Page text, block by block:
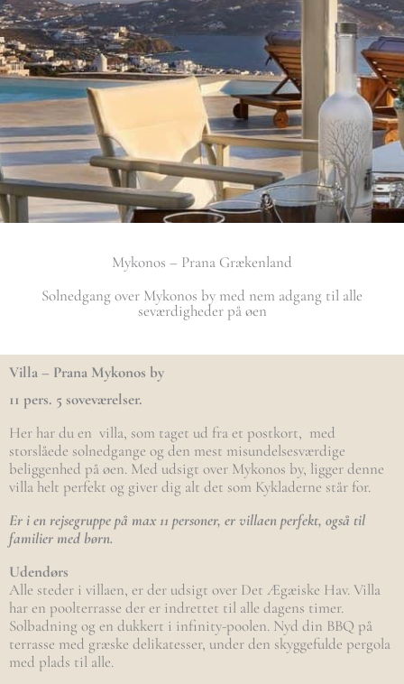
Mykonos – Prana Grækenland
Solnedgang over Mykonos by med nem adgang til alle
seværdigheder på øen
Villa – Prana Mykonos by
11 pers. 5 soveværelser.
Her har du en villa, som taget ud fra et postkort, med
storslåede solnedgange og den mest misundelsesværdige
beliggenhed på øen. Med udsigt over Mykonos by, ligger denne
villa helt perfekt og giver dig alt det som Kykladerne står for.
Er i en rejsegruppe på max 11 personer, er villaen perfekt, også til
familier med børn.
Udendørs
Alle steder i villaen, er der udsigt over Det Ægæiske Hav. Villa
har en poolterrasse der er indrettet til alle dagens timer.
Solbadning og en dukkert i infinity-poolen. Nyd din BBQ på
terrasse med græske delikatesser, under den skyggefulde pergola
med plads til alle.